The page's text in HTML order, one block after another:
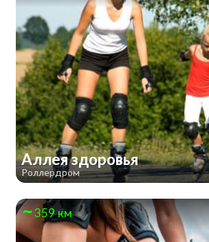
Аллея здоровья
Роллердром
359 км